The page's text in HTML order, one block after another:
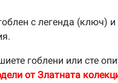
с легенда (ключ)
гоблени или сте
от Златната